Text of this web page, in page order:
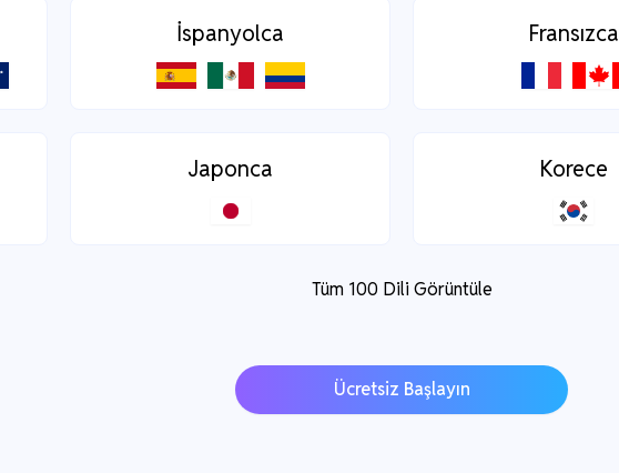
İspanyolca Fransızca
Japonca Korece
Tüm 100 Dili Görüntüle
Ücretsiz Başlayın